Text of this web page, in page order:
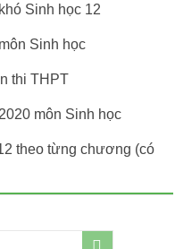
Sinh học 12
Sinh học
thi THPT
môn Sinh học
theo từng chương (có